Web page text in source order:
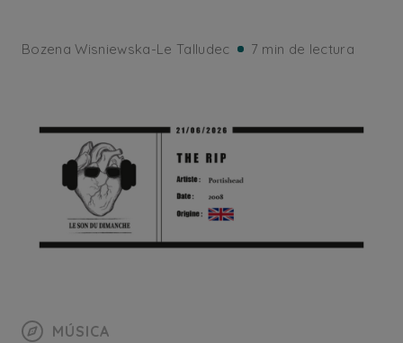
Bozena Wisniewska-Le Talludec 7 min de lectura
MÚSICA